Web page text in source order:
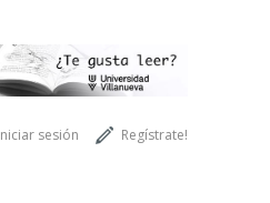
Regístrate!
sesión